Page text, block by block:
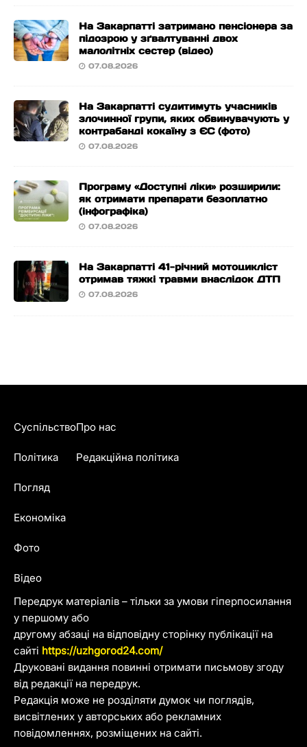
На Закарпатті затримано пенсіонера за
підозрою у зґвалтуванні двох
малолітніх сестер (відео)
07.08.2026
На Закарпатті судитимуть учасників
злочинної групи, яких обвинувачують у
контрабанді кокаїну з ЄС (фото)
07.08.2026
Програму «Доступні ліки» розширили:
як отримати препарати безоплатно
(інфографіка)
07.08.2026
На Закарпатті 41-річний мотоцикліст
отримав тяжкі травми внаслідок ДТП
07.08.2026
Передрук матеріалів – тільки за умови гіперпосилання
у першому або
другому абзаці на відповідну сторінку публікації на
сайті https://uzhgorod24.com/
Друковані видання повинні отримати письмову згоду
від редакції на передрук.
Редакція може не розділяти думок чи поглядів,
висвітлених у авторських або рекламних
повідомленнях, розміщених на сайті.
Суспільство
Політика
Погляд
Економіка
Фото
Відео
Про нас
Редакційна політика